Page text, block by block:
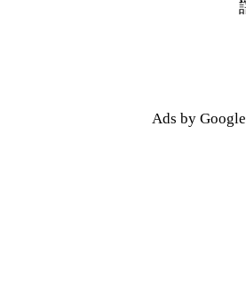
漢字検索
Ads by Google
漢字検索